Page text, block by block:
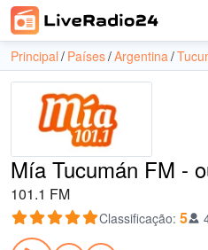
Principal Países Argentina
Mía Tucumán FM -
101.1 FM
Classificação: 5